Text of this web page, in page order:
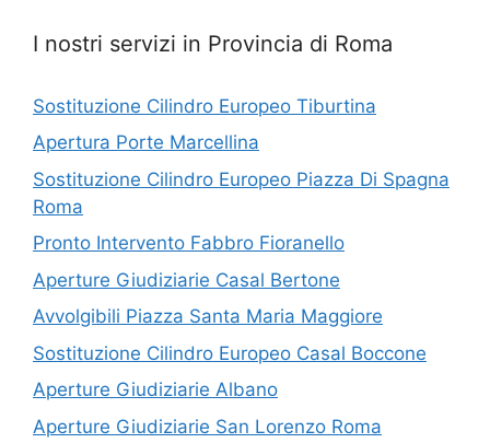
I nostri servizi in Provincia di Roma
Sostituzione Cilindro Europeo Tiburtina
Apertura Porte Marcellina
Sostituzione Cilindro Europeo Piazza Di Spagna
Roma
Pronto Intervento Fabbro Fioranello
Aperture Giudiziarie Casal Bertone
Avvolgibili Piazza Santa Maria Maggiore
Sostituzione Cilindro Europeo Casal Boccone
Aperture Giudiziarie Albano
Aperture Giudiziarie San Lorenzo Roma